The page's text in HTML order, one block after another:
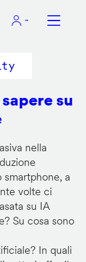
su
nella
smartphone, a
volte ci
su IA
Su cosa sono
In quali